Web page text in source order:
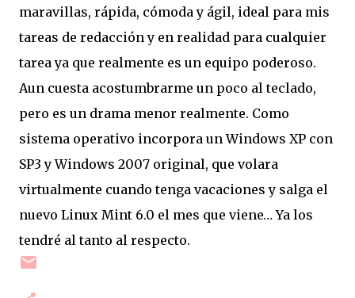
maravillas, rápida, cómoda y ágil, ideal para mis
tareas de redacción y en realidad para cualquier
tarea ya que realmente es un equipo poderoso.
Aun cuesta acostumbrarme un poco al teclado,
pero es un drama menor realmente. Como
sistema operativo incorpora un Windows XP con
SP3 y Windows 2007 original, que volara
virtualmente cuando tenga vacaciones y salga el
nuevo Linux Mint 6.0 el mes que viene… Ya los
tendré al tanto al respecto.